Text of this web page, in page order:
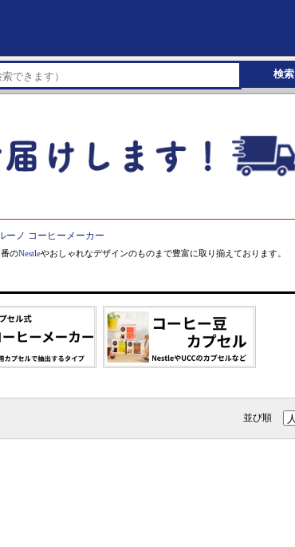
検索
ーノ コーヒーメーカー
のNestleやおしゃれなデザインのものまで豊富に取り揃えております。
並び順